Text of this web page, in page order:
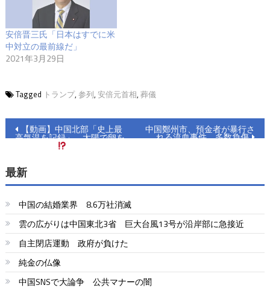
安倍晋三氏「日本はすでに米
中対立の最前線だ」
2021年3月29日
Tagged トランプ, 参列, 安倍元首相, 葬儀
投
ナ
ビ
ゲ
ー
シ
ョ
【動画】中国北部「史上最
高気温を記録」 太陽で卵を
中国鄭州市、預金者が暴行さ
れる流血事件 多数負傷
最新
中国の結婚業界 8.6万社消滅
雲の広がりは中国東北3省 巨大台風13号が沿岸部に急接近
自主閉店運動 政府が負けた
純金の仏像
中国SNSで大論争 公共マナーの闇